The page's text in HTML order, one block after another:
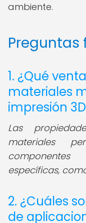
ambiente.
Preguntas
1. ¿Qué
materiales
impresión
Las
materiales
específicas,
2. ¿Cuáles
de